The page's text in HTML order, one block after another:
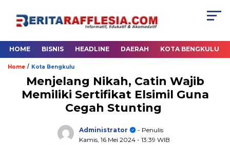
HOME BISNIS HEADLINE DAERAH KOTA BENGKULU
Home / Kota Bengkulu
Menjelang Nikah, Catin Wajib
Memiliki Sertifikat Elsimil Guna
Cegah Stunting
Administrator
- Penulis
Kamis, 16 Mei 2024 - 13:39 WIB